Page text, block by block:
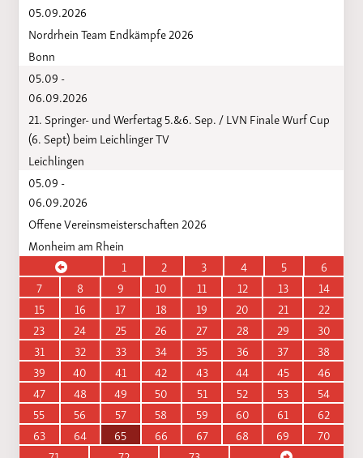
05.09.2026
Nordrhein Team Endkämpfe 2026
Bonn
05.09 -
06.09.2026
21. Springer- und Werfertag 5.&6. Sep. / LVN Finale Wurf Cup
(6. Sept) beim Leichlinger TV
Leichlingen
05.09 -
06.09.2026
Offene Vereinsmeisterschaften 2026
Monheim am Rhein
1
2 3 4 5
6
7
8 9 10 11 12 13
14
15
16 17 18 19 20 21
22
23
24 25 26 27 28 29
30
31
32 33 34 35 36 37
38
39
40 41 42 43 44 45
46
47
48 49 50 51 52 53
54
55
56 57 58 59 60 61
62
63
64 65 66 67 68 69
70